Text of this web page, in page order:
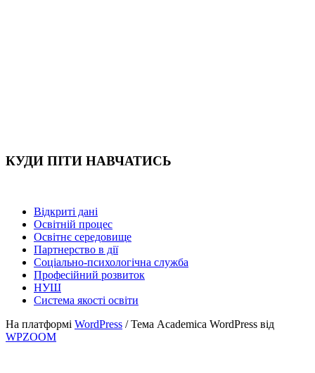
КУДИ ПІТИ НАВЧАТИСЬ
Відкриті дані
Освітній процес
Освітнє середовище
Партнерство в дії
Соціально-психологічна служба
Професійний розвиток
НУШ
Система якості освіти
На платформі WordPress / Тема Academica WordPress від
WPZOOM